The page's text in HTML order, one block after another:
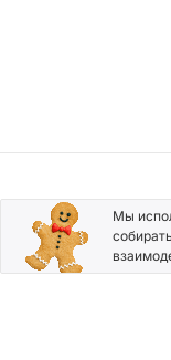
Подписывайтесь
на новости и акции
Мы